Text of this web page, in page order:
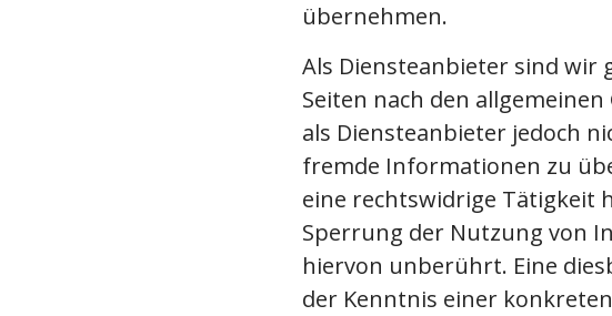
übernehmen.
Als Diensteanbieter sind wir
Seiten nach den
als Diensteanbieter jedoch
fremde Informationen zu
eine rechtswidrige Tätigkeit
Sperrung der Nutzung von
hiervon unberührt. Eine
der Kenntnis einer